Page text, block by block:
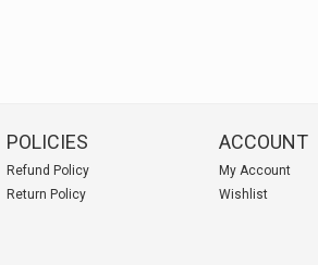
POLICIES
Refund Policy
Return Policy
ACCOUNT
My Account
Wishlist